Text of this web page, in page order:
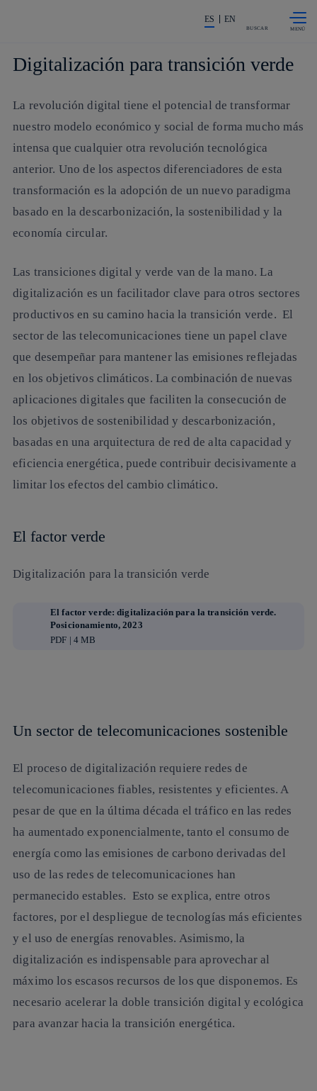
La acción en accionistas e
ES EN
BUSCAR
Digitalización para transición verde
La revolución digital tiene el potencial de transformar
nuestro modelo económico y social de forma mucho más
intensa que cualquier otra revolución tecnológica
anterior. Uno de los aspectos diferenciadores de esta
transformación es la adopción de un nuevo paradigma
basado en la descarbonización, la sostenibilidad y la
economía circular.
Las transiciones digital y verde van de la mano. La
digitalización es un facilitador clave para otros sectores
productivos en su camino hacia la transición verde. El
sector de las telecomunicaciones tiene un papel clave
que desempeñar para mantener las emisiones reflejadas
en los objetivos climáticos. La combinación de nuevas
aplicaciones digitales que faciliten la consecución de
los objetivos de sostenibilidad y descarbonización,
basadas en una arquitectura de red de alta capacidad y
eficiencia energética, puede contribuir decisivamente a
limitar los efectos del cambio climático.
El factor verde
Digitalización para la transición verde
El factor verde: digitalización para la transición verde.
Posicionamiento, 2023
PDF | 4 MB
Un sector de telecomunicaciones sostenible
El proceso de digitalización requiere redes de
telecomunicaciones fiables, resistentes y eficientes. A
pesar de que en la última década el tráfico en las redes
ha aumentado exponencialmente, tanto el consumo de
energía como las emisiones de carbono derivadas del
uso de las redes de telecomunicaciones han
permanecido estables. Esto se explica, entre otros
factores, por el despliegue de tecnologías más eficientes
y el uso de energías renovables. Asimismo, la
digitalización es indispensable para aprovechar al
máximo los escasos recursos de los que disponemos. Es
necesario acelerar la doble transición digital y ecológica
para avanzar hacia la transición energética.